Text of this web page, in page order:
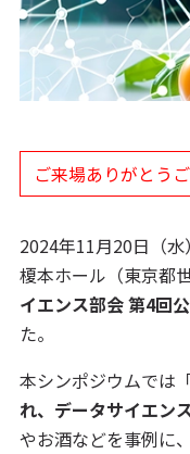
ご来場ありがとう
2024年11月20日（
榎本ホール（東京都
イエンス部会 第4回
た。
本シンポジウムでは
れ、データサイエン
やお酒などを事例に